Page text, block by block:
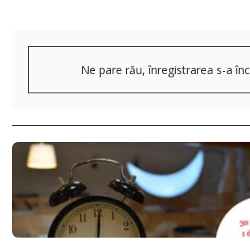
Ne pare rău, înregistrarea s-a